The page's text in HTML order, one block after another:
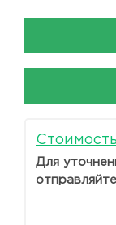
Стоимость
Для
отправляйте